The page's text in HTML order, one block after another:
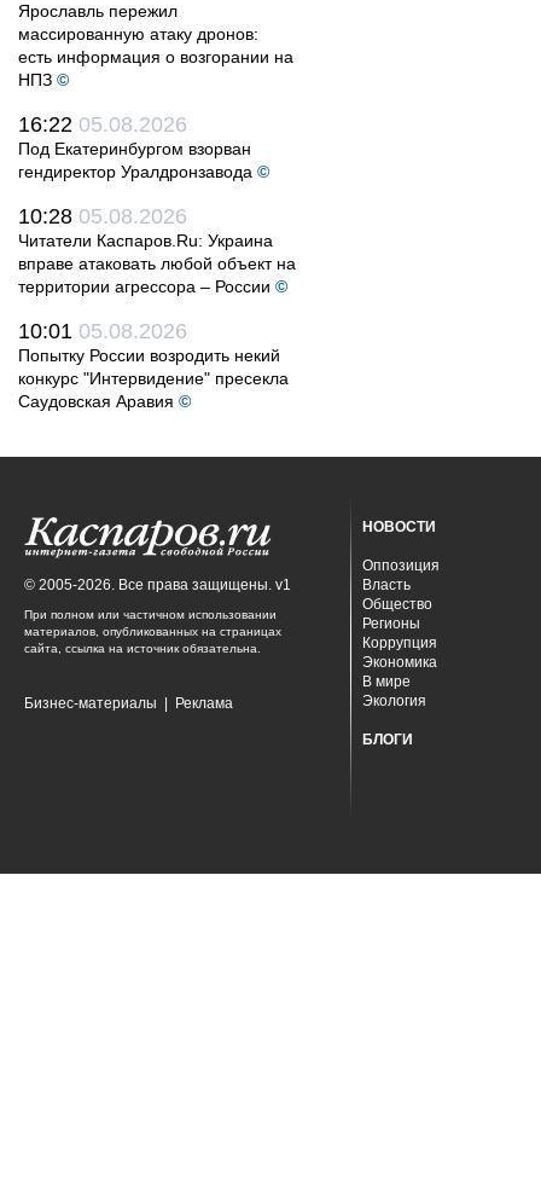
Ярославль пережил
массированную атаку дронов:
есть информация о возгорании на
НПЗ ©
16:22 05.08.2026
Под Екатеринбургом взорван
гендиректор Уралдронзавода ©
10:28 05.08.2026
Читатели Каспаров.Ru: Украина
вправе атаковать любой объект на
территории агрессора – России ©
10:01 05.08.2026
Попытку России возродить некий
конкурс "Интервидение" пресекла
Саудовская Аравия ©
© 2005-2026. Все права защищены. v1
При полном или частичном использовании
материалов, опубликованных на страницах
сайта, ссылка на источник обязательна.
Бизнес-материалы Реклама
НОВОСТИ
Оппозиция
Власть
Общество
Регионы
Коррупция
Экономика
В мире
Экология
БЛОГИ